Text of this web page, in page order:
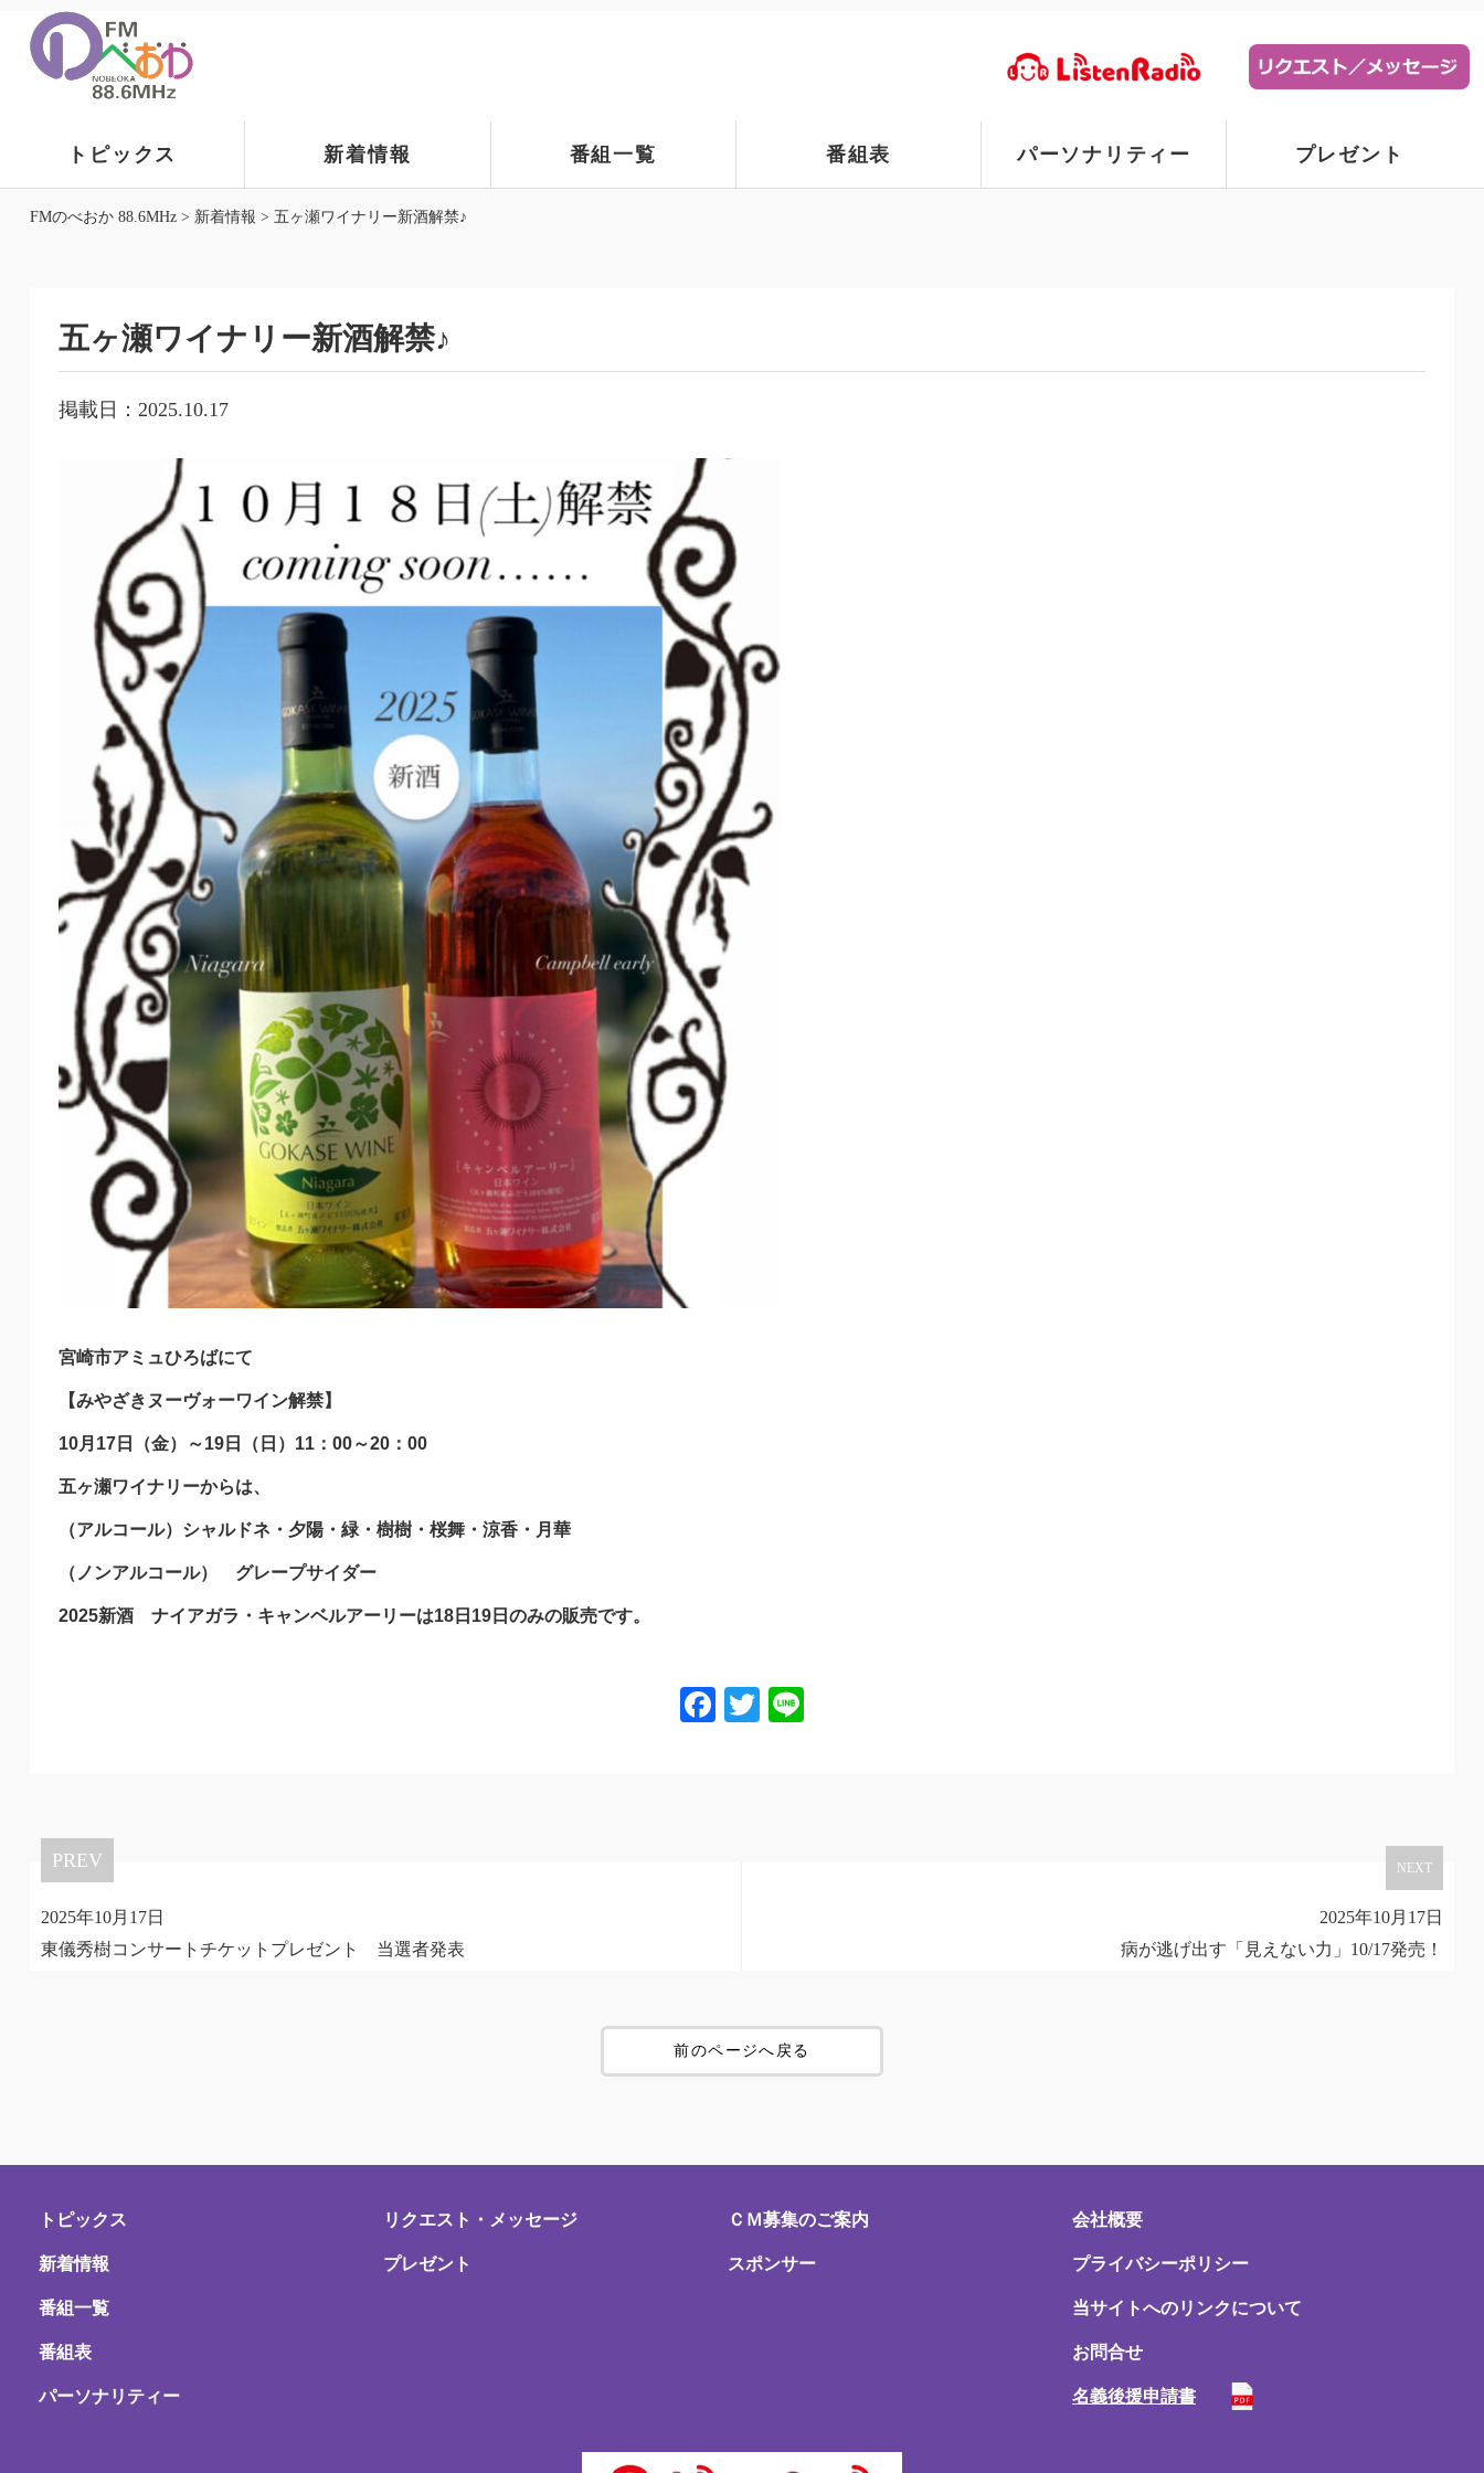
トピックス 新着情報 番組一覧 番組表 パーソナリティー プレゼント
FMのべおか 88.6MHz> 新着情報 > 五ヶ瀬ワイナリー新酒解禁♪
五ヶ瀬ワイナリー新酒解禁♪
掲載日：2025.10.17
宮崎市アミュひろばにて
【みやざきヌーヴォーワイン解禁】
10月17日（金）～19日（日）11：00～20：00
五ヶ瀬ワイナリーからは、
（アルコール）シャルドネ・夕陽・緑・樹樹・桜舞・涼香・月華
（ノンアルコール） グレープサイダー
2025新酒 ナイアガラ・キャンベルアーリーは18日19日のみの販売です。
Facebook
Twitter
PREV
2025年10月17日
東儀秀樹コンサートチケットプレゼント 当選者発表
NEXT
2025年10月17日
病が逃げ出す「見えない力」10/17発売！
前のページへ戻る
トピックス
新着情報
番組一覧
番組表
パーソナリティー
リクエスト・メッセージ
プレゼント
ＣＭ募集のご案内
スポンサー
会社概要
プライバシーポリシー
当サイトへのリンクについて
お問合せ
名義後援申請書